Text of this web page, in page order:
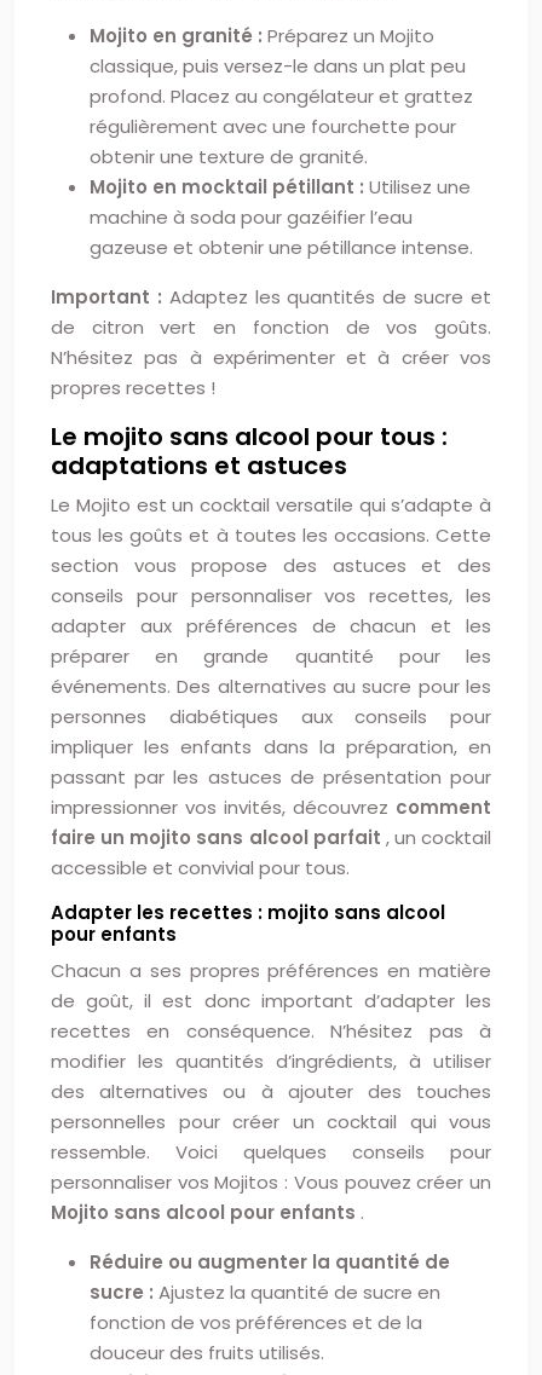
Mojito en granité : Préparez un Mojito
classique, puis versez-le dans un plat peu
profond. Placez au congélateur et grattez
régulièrement avec une fourchette pour
obtenir une texture de granité.
Mojito en mocktail pétillant : Utilisez une
machine à soda pour gazéifier l’eau
gazeuse et obtenir une pétillance intense.
Important : Adaptez les quantités de sucre et
de citron vert en fonction de vos goûts.
N’hésitez pas à expérimenter et à créer vos
propres recettes !
Le mojito sans alcool pour tous :
adaptations et astuces
Le Mojito est un cocktail versatile qui s’adapte à
tous les goûts et à toutes les occasions. Cette
section vous propose des astuces et des
conseils pour personnaliser vos recettes, les
adapter aux préférences de chacun et les
préparer en grande quantité pour les
événements. Des alternatives au sucre pour les
personnes diabétiques aux conseils pour
impliquer les enfants dans la préparation, en
passant par les astuces de présentation pour
impressionner vos invités, découvrez comment
faire un mojito sans alcool parfait , un cocktail
accessible et convivial pour tous.
Adapter les recettes : mojito sans alcool
pour enfants
Chacun a ses propres préférences en matière
de goût, il est donc important d’adapter les
recettes en conséquence. N’hésitez pas à
modifier les quantités d’ingrédients, à utiliser
des alternatives ou à ajouter des touches
personnelles pour créer un cocktail qui vous
ressemble. Voici quelques conseils pour
personnaliser vos Mojitos : Vous pouvez créer un
Mojito sans alcool pour enfants .
Réduire ou augmenter la quantité de
sucre : Ajustez la quantité de sucre en
fonction de vos préférences et de la
douceur des fruits utilisés.